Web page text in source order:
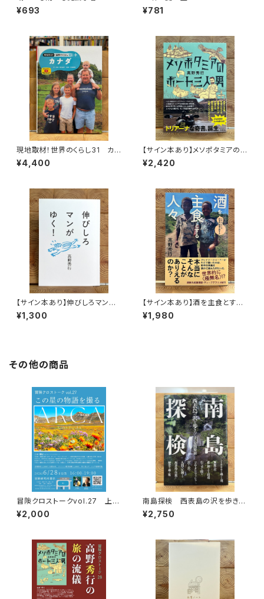
¥693 ¥781
現地取材！世界のくらし31 カナ
ダ
¥4,400
【サイン本あり】メソポタミアの
ボート三人男
¥2,420
【サイン本あり】伸びしろマンが
ゆく！
¥1,300
【サイン本あり】酒を主食とする
人々 エチオピアの科学的秘境
を旅する
¥1,980
その他の商品
冒険クロストークvol.27 上田
優紀「この星の物語を撮る」録画
視聴権
¥2,000
南島探検 西表島の沢を歩きつ
くす
¥2,750